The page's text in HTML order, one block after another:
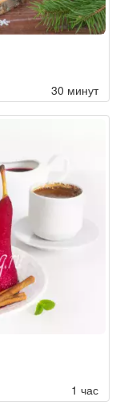
30 минут
1 час